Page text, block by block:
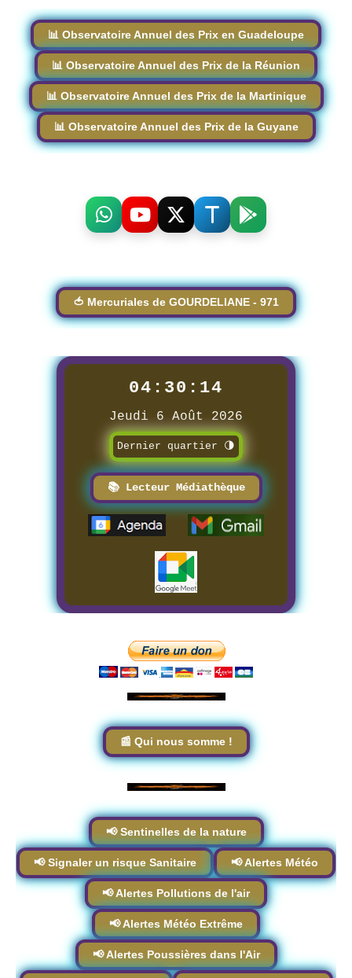
📊 Observatoire Annuel des Prix en Guadeloupe
📊 Observatoire Annuel des Prix de la Réunion
📊 Observatoire Annuel des Prix de la Martinique
📊 Observatoire Annuel des Prix de la Guyane
🍅 Mercuriales de GOURDELIANE - 971
04:30:15
Jeudi 6 Août 2026
Dernier quartier 🌗
📚 Lecteur Médiathèque
📰 Qui nous somme !
📢 Sentinelles de la nature
📢 Signaler un risque Sanitaire 📢 Alertes Météo
📢 Alertes Pollutions de l'air
📢 Alertes Météo Extrême
📢 Alertes Poussières dans l'Air